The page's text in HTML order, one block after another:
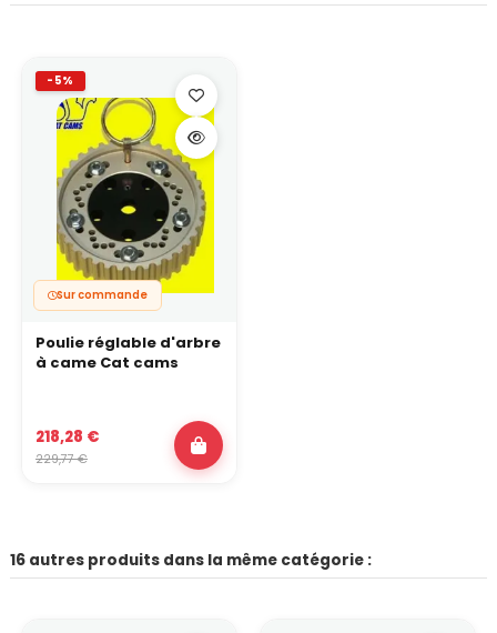
-5%
Sur commande
Poulie réglable d'arbre
à came Cat cams
218,28 €
229,77 €
16 autres produits dans la même catégorie :